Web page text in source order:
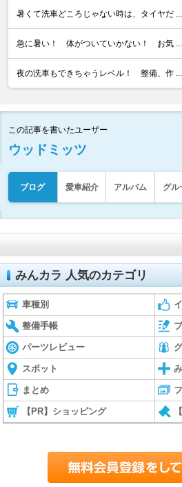
暑くて洗車どころじゃない時は、タイヤだ
急に暑い！ 体がついていかない！ お気
夜の洗車もできちゃうレベル！ 整備、作
この記事を書いたユーザー
ウッドミッツ
ブログ 愛車紹介 アルバム グル
みんカラ 人気のカテゴリ
車種別
整備手帳
パーツレビュー
スポット
まとめ
【PR】ショッピング